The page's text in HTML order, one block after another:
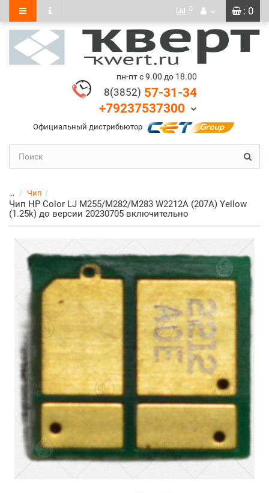
: 0
0
пн-пт с 9.00 до 18.00
8(3852) 57-31-34
+79237537300
Официальный дистрибьютор
... Чип
Чип HP Color LJ M255/M282/M283 W2212A (207A) Yellow
(1.25k) до версии 20230705 включительно